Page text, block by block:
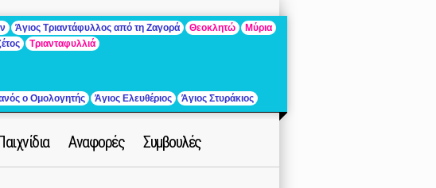
Άγιος Τριαντάφυλλος από τη Ζαγορά Θεοκλητώ
Μύρια
Τριανταφυλλιά
ο Ομολογητής Άγιος Ελευθέριος Άγιος Στυράκιος
Αναφορές Συμβουλές